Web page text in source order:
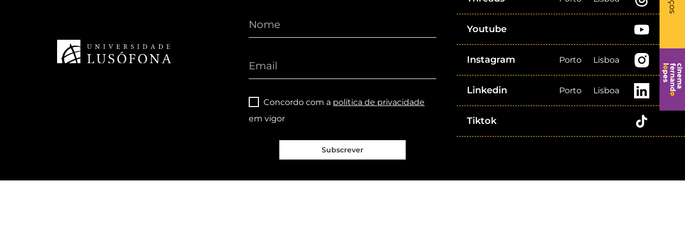
Concordo com a política de privacidade
em vigor
Subscrever
Youtube
Instagram Porto Lisboa
Linkedin Porto Lisboa
Tiktok